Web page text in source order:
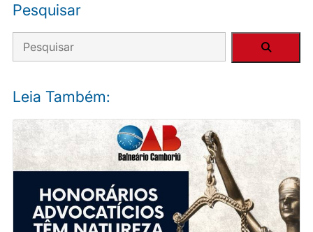
Pesquisar
Leia Também: